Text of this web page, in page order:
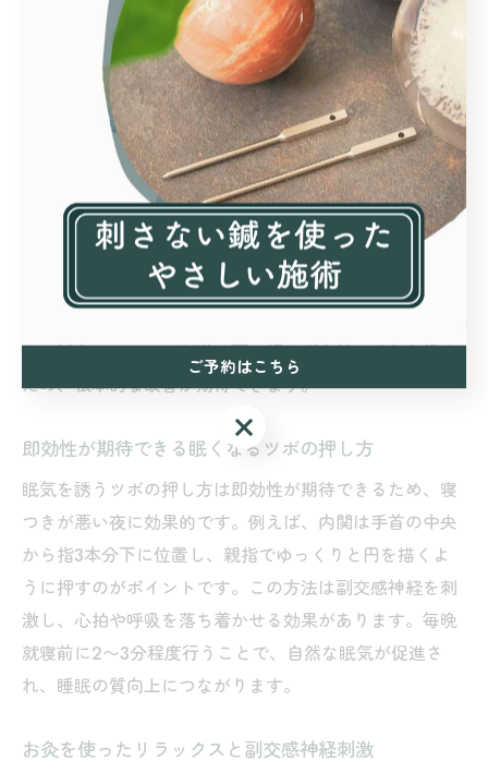
眠くなるツボとお灸で実感する自然
な眠り
不眠症改善に役立つ鍼灸と安眠ツボの解説
不眠症改善には鍼灸が自律神経のバランスを整え、心身
のリラックスを促す効果があります。東洋医学の理論に
基づいて安眠に関わるツボを刺激し、睡眠の質向上を目
指します。代表的な安眠ツボは、内関（ないかん）や神
す。鍼灸によるツボ刺激は薬に頼らず自然な眠りを促す
ため、根本的な改善が期待できます。
即効性が期待できる眠くなるツボの押し方
眠気を誘うツボの押し方は即効性が期待できるため、寝
つきが悪い夜に効果的です。例えば、内関は手首の中央
から指3本分下に位置し、親指でゆっくりと円を描くよ
うに押すのがポイントです。この方法は副交感神経を刺
激し、心拍や呼吸を落ち着かせる効果があります。毎晩
就寝前に2〜3分程度行うことで、自然な眠気が促進さ
れ、睡眠の質向上につながります。
お灸を使ったリラックスと副交感神経刺激
ご予約はこちら
ご予約はこちら